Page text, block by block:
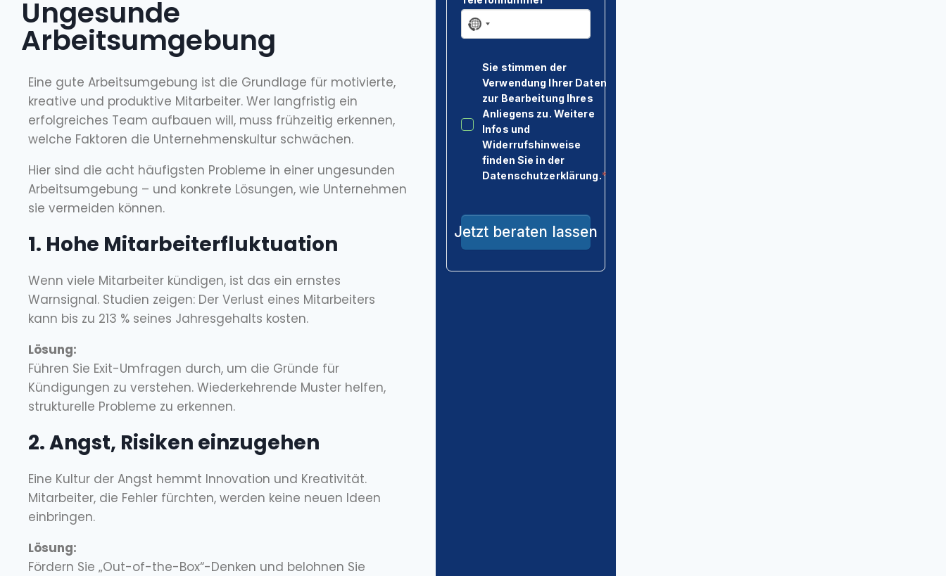
Ungesunde
Arbeitsumgebung
Eine gute Arbeitsumgebung ist die Grundlage für motivierte,
kreative und produktive Mitarbeiter. Wer langfristig ein
erfolgreiches Team aufbauen will, muss frühzeitig erkennen,
welche Faktoren die Unternehmenskultur schwächen.
Hier sind die acht häufigsten Probleme in einer ungesunden
Arbeitsumgebung – und konkrete Lösungen, wie Unternehmen
sie vermeiden können.
1. Hohe Mitarbeiterfluktuation
Wenn viele Mitarbeiter kündigen, ist das ein ernstes
Warnsignal. Studien zeigen: Der Verlust eines Mitarbeiters
kann bis zu 213 % seines Jahresgehalts kosten.
Lösung:
Führen Sie Exit-Umfragen durch, um die Gründe für
Kündigungen zu verstehen. Wiederkehrende Muster helfen,
strukturelle Probleme zu erkennen.
2. Angst, Risiken einzugehen
Eine Kultur der Angst hemmt Innovation und Kreativität.
Mitarbeiter, die Fehler fürchten, werden keine neuen Ideen
einbringen.
Lösung:
Fördern Sie „Out-of-the-Box“-Denken und belohnen Sie